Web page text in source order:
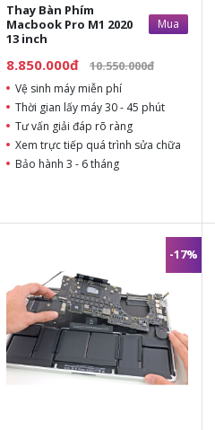
Thay Bàn Phím
Macbook Pro M1 2020
13 inch
Mua
8.850.000đ 10.550.000đ
Vệ sinh máy miễn phí
Thời gian lấy máy 30 - 45 phút
Tư vấn giải đáp rõ ràng
Xem trực tiếp quá trình sửa chữa
Bảo hành 3 - 6 tháng
-17%